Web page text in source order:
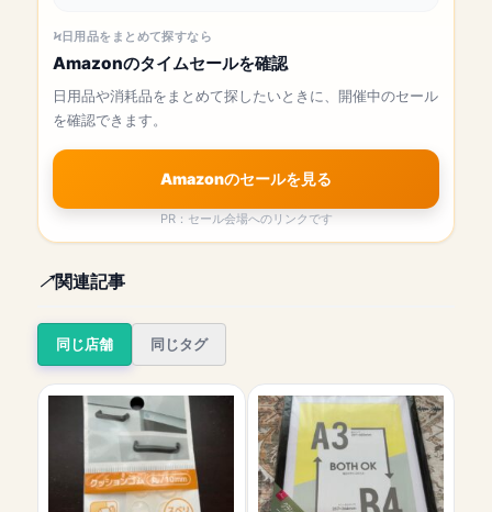
日用品をまとめて探すなら
Amazonのタイムセールを確認
日用品や消耗品をまとめて探したいときに、開催中のセール
を確認できます。
Amazonのセールを見る
PR：セール会場へのリンクです
関連記事
同じ店舗 同じタグ